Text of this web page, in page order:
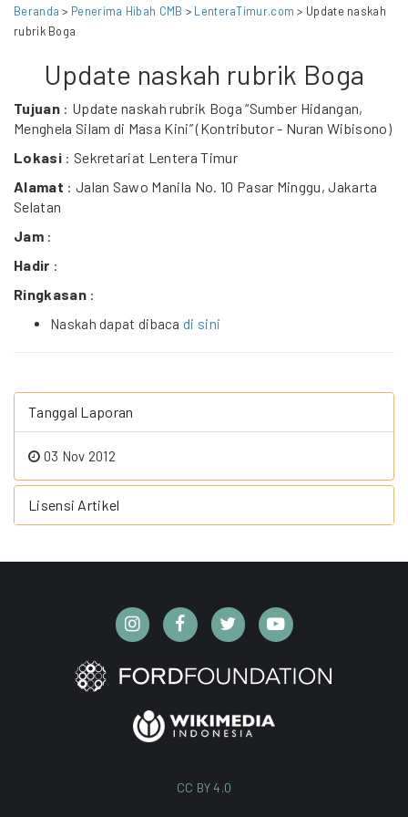
Beranda > Penerima Hibah CMB > LenteraTimur.com> Update naskah
rubrik Boga
Update naskah rubrik Boga
Tujuan: Update naskah rubrik Boga “Sumber Hidangan,
Menghela Silam di Masa Kini” (Kontributor - Nuran Wibisono)
Lokasi: Sekretariat Lentera Timur
Alamat : Jalan Sawo Manila No. 10 Pasar Minggu, Jakarta
Selatan
Jam:
Hadir :
Ringkasan:
Naskah dapat dibaca di sini
Tanggal Laporan
03 Nov 2012
Lisensi Artikel
CC BY 4.0